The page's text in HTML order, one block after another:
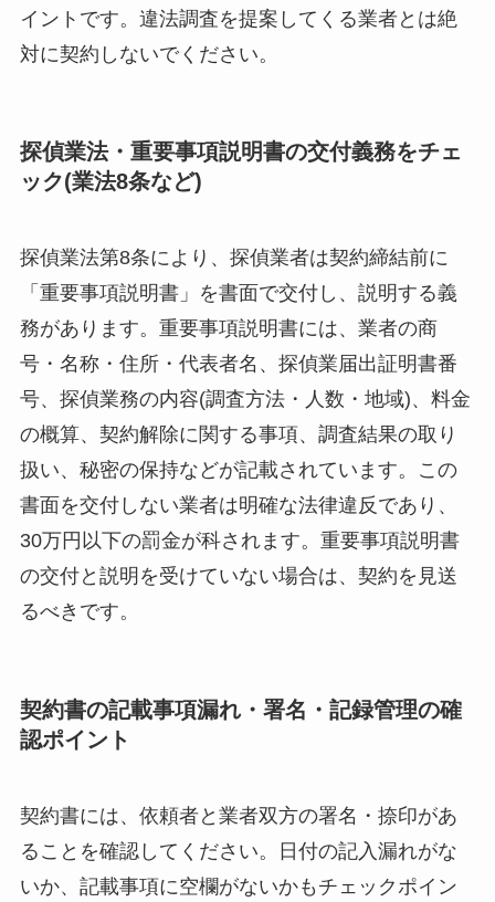
イントです。違法調査を提案してくる業者とは絶
対に契約しないでください。
探偵業法・重要事項説明書の交付義務をチェ
ック(業法8条など)
探偵業法第8条により、探偵業者は契約締結前に
「重要事項説明書」を書面で交付し、説明する義
務があります。重要事項説明書には、業者の商
号・名称・住所・代表者名、探偵業届出証明書番
号、探偵業務の内容(調査方法・人数・地域)、料金
の概算、契約解除に関する事項、調査結果の取り
扱い、秘密の保持などが記載されています。この
書面を交付しない業者は明確な法律違反であり、
30万円以下の罰金が科されます。重要事項説明書
の交付と説明を受けていない場合は、契約を見送
るべきです。
契約書の記載事項漏れ・署名・記録管理の確
認ポイント
契約書には、依頼者と業者双方の署名・捺印があ
ることを確認してください。日付の記入漏れがな
いか、記載事項に空欄がないかもチェックポイン